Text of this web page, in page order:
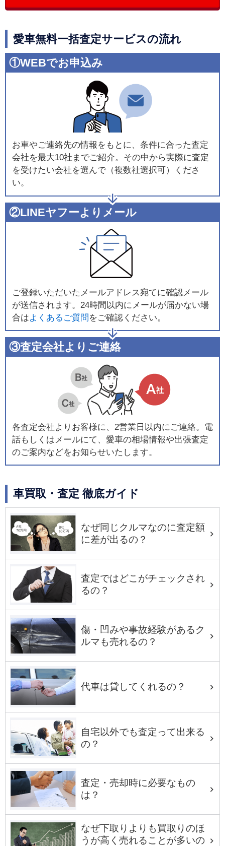
愛車無料一括査定サービスの流れ
①WEBでお申込み
お車やご連絡先の情報をもとに、条件に合った査定
会社を最大10社までご紹介。その中から実際に査定
を受けたい会社を選んで（複数社選択可）くださ
い。
②LINEヤフーよりメール
ご登録いただいたメールアドレス宛てに確認メール
が送信されます。24時間以内にメールが届かない場
合はよくあるご質問 をご確認ください。
③査定会社よりご連絡
各査定会社よりお客様に、2営業日以内にご連絡。電
話もしくはメールにて、愛車の相場情報や出張査定
のご案内などをお知らせいたします。
車買取・査定 徹底ガイド
なぜ同じクルマなのに査定額
に差が出るの？
査定ではどこがチェックされ
るの？
傷・凹みや事故経験があるク
ルマも売れるの？
代車は貸してくれるの？
自宅以外でも査定って出来る
の？
査定・売却時に必要なもの
は？
なぜ下取りよりも買取りのほ
うが高く売れることが多いの